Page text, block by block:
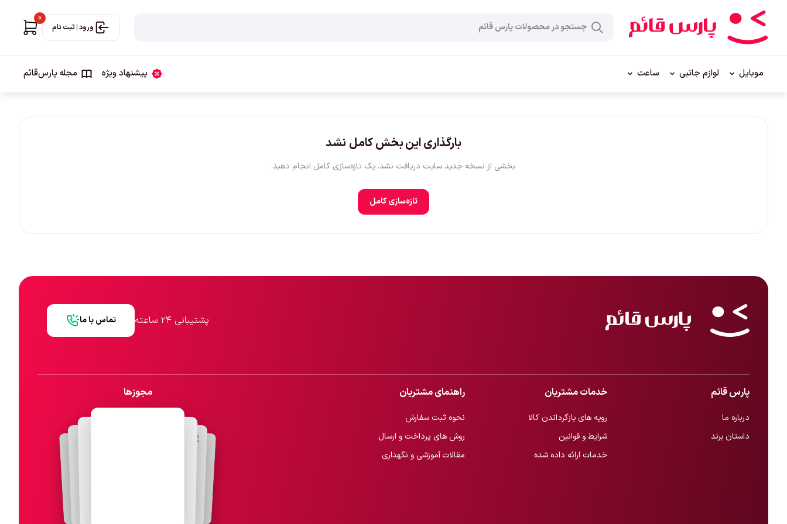
ورود | ثبت نام
0
موبایل لوازم جانبی ساعت پیشنهاد ویژه مجله‌ پارس‌قائم
بارگذاری این بخش کامل نشد
بخشی از نسخه جدید سایت دریافت نشد. یک تازه‌سازی کامل انجام دهید.
تازه‌سازی کامل
پشتیبانی ۲۴ ساعته تماس با ما
پارس قائم
درباره ما
داستان برند
خدمات مشتریان
رویه های بازگرداندن کالا
شرایط و قوانین
خدمات ارائه داده شده
راهنمای مشتریان
نحوه ثبت سفارش
روش های پرداخت و ارسال
مقالات آموزشی و نگهداری
مجوزها